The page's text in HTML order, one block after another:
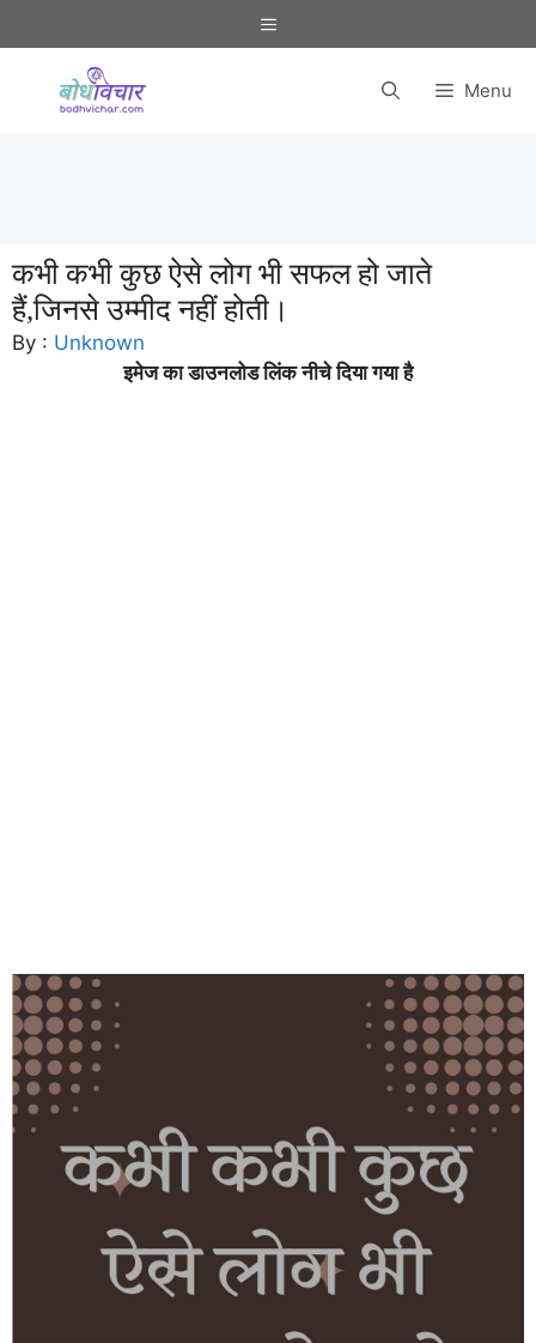
to
Menu
Menu
कभी कभी कुछ ऐसे लोग भी सफल हो जाते
हैं,जिनसे उम्मीद नहीं होती।
By : Unknown
इमेज का डाउनलोड लिंक नीचे दिया गया है